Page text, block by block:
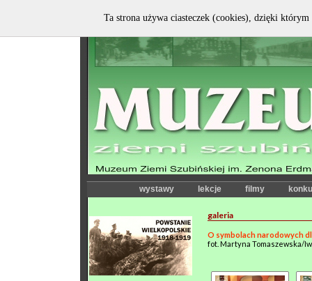
wystawy lekcje filmy
galeria
O symbolach narodowych
fot. Martyna Tomaszewska/
Ta strona używa ciasteczek (cookies), dzięki